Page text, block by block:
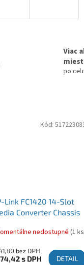
Viac
miest
po
Link FC1420 14-Slot
Converter Chassis
nedostupné (1
bez DPH
s DPH DETAIL
Kód: